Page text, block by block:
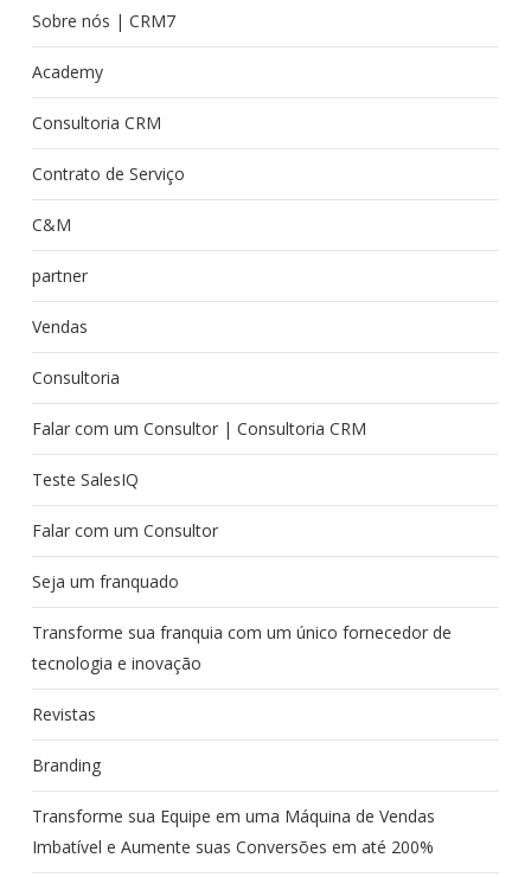
Sobre nós | CRM7
Academy
Consultoria CRM
Contrato de Serviço
C&M
partner
Vendas
Consultoria
Falar com um Consultor | Consultoria CRM
Teste SalesIQ
Falar com um Consultor
Seja um franquado
Transforme sua franquia com um único fornecedor de
tecnologia e inovação
Revistas
Branding
Transforme sua Equipe em uma Máquina de Vendas
Imbatível e Aumente suas Conversões em até 200%